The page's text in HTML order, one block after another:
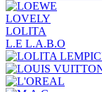
LOVELY
LOLITA
L.E L.A.B.O